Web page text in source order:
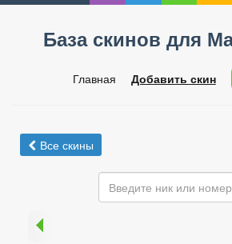
База скинов для
Главная Добавить скин
Все скины